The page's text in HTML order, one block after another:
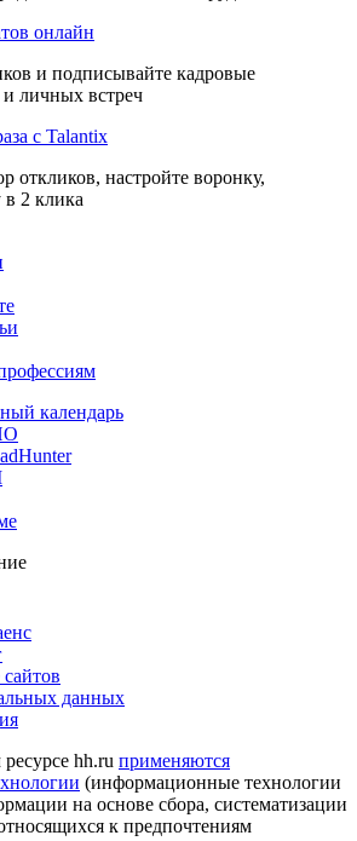
онлайн
и подписывайте кадровые
личных встреч
с Talantix
откликов, настройте воронку,
в 2 клика
календарь
данных
hh.ru применяются
(информационные технологии
на основе сбора, систематизации
к предпочтениям